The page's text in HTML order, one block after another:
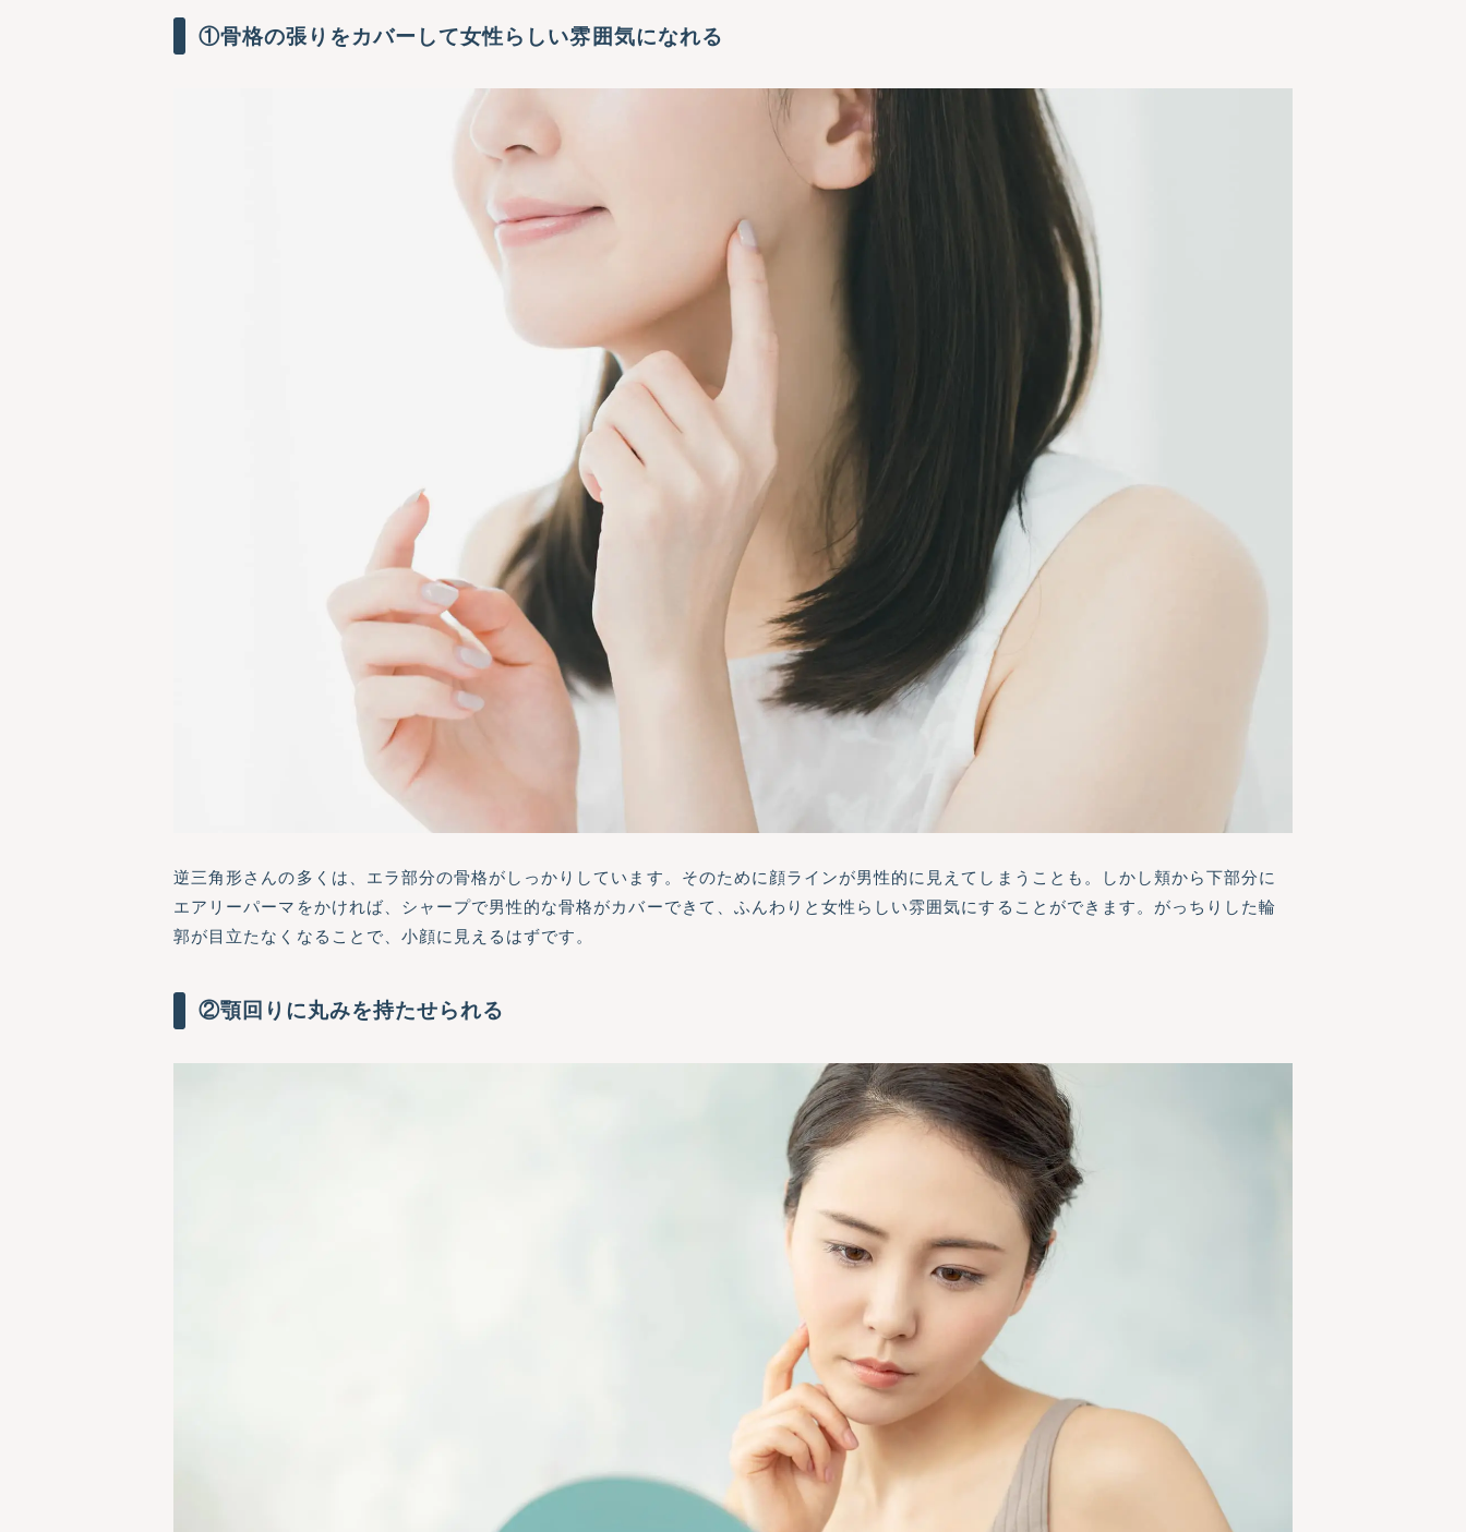
①骨格の張りをカバーして女性らしい雰囲気になれる
逆三角形さんの多くは、エラ部分の骨格がしっかりしています。そのために顔ラインが男性的に見えてしまうことも。しかし頬から下部分に
エアリーパーマをかければ、シャープで男性的な骨格がカバーできて、ふんわりと女性らしい雰囲気にすることができます。がっちりした輪
郭が目立たなくなることで、小顔に見えるはずです。
②顎回りに丸みを持たせられる